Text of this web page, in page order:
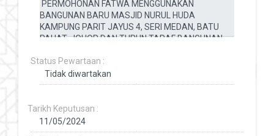
Status Pewartaan :
Tarikh Keputusan :